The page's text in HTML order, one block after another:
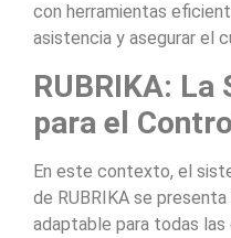
con herramientas
asistencia y asegurar el
RUBRIKA:
para el
En este contexto, el
de RUBRIKA se
adaptable para todas las